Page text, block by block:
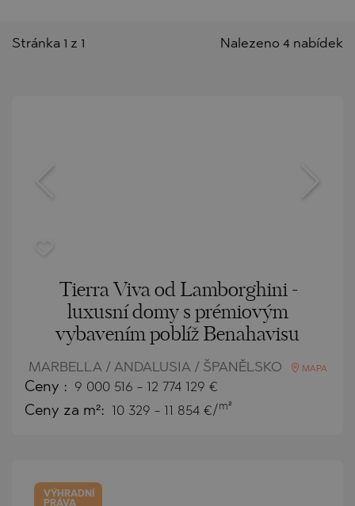
Nalezeno 4 nabídek
Stránka 1 z 1
Tierra Viva od Lamborghini -
luxusní domy s prémiovým
vybavením poblíž Benahavisu
MARBELLA / ANDALUSIA / ŠPANĚLSKO MAPA
Ceny : 9 000 516 - 12 774 129 €
Ceny za m²: 10 329 - 11 854 €/ m²
VÝHRADNÍ
PRÁVA